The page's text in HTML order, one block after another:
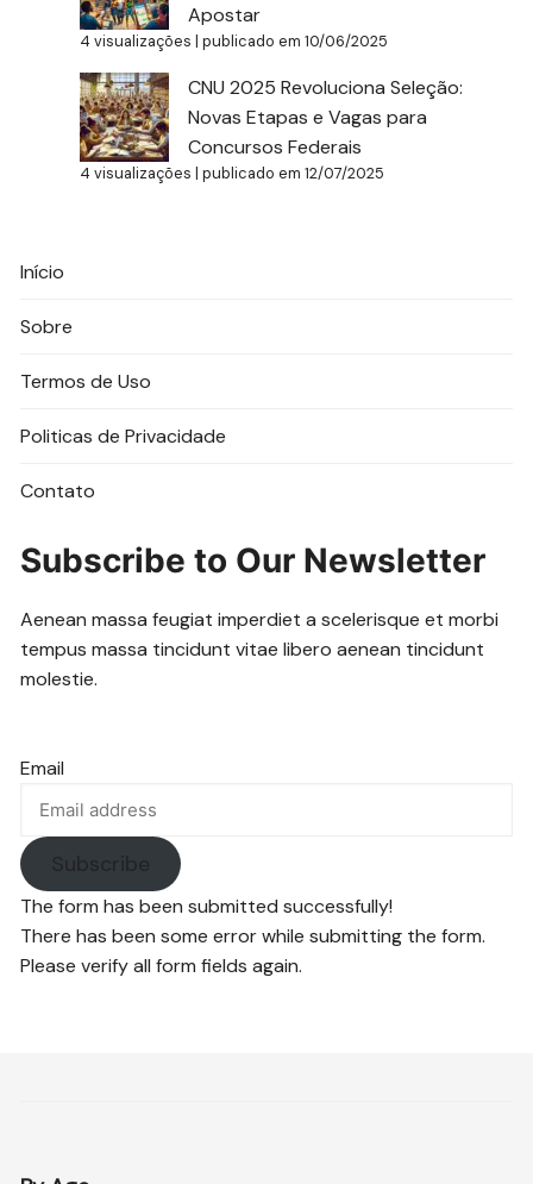
Apostar
4 visualizações |publicado em 10/06/2025
CNU 2025 Revoluciona Seleção:
Novas Etapas e Vagas para
Concursos Federais
4 visualizações |publicado em 12/07/2025
Início
Sobre
Termos de Uso
Politicas de Privacidade
Contato
Subscribe to Our Newsletter
Aenean massa feugiat imperdiet a scelerisque et morbi
tempus massa tincidunt vitae libero aenean tincidunt
molestie.
Email
Subscribe
The form has been submitted successfully!
There has been some error while submitting the form.
Please verify all form fields again.